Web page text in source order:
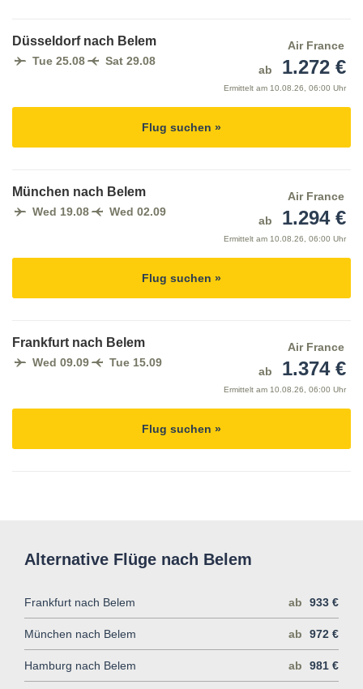
Düsseldorf nach Belem
Tue 25.08 Sat 29.08
Air France
ab
1.272 €
Ermittelt am 10.08.26, 06:00 Uhr
Flug suchen »
München nach Belem
Wed 19.08 Wed 02.09
Air France
ab
1.294 €
Ermittelt am 10.08.26, 06:00 Uhr
Flug suchen »
Frankfurt nach Belem
Wed 09.09 Tue 15.09
Air France
ab
1.374 €
Ermittelt am 10.08.26, 06:00 Uhr
Flug suchen »
Alternative Flüge nach Belem
Frankfurt nach Belem ab 933 €
München nach Belem ab 972 €
Hamburg nach Belem ab 981 €